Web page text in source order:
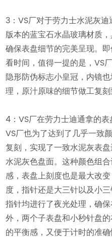
3：VS厂对于劳力士水泥灰
版本的蓝宝石水晶玻璃材质
确保表盘细节的完美呈现。
看时间，值得一提的是，VS
隐形防伪标志小皇冠，内镜
理，原汁原味的细节做工复刻
4：VS厂在劳力士迪通拿的
VS厂也为了达到了几乎一致
复刻，实现了一致水泥灰表
水泥灰色盘面。这种颜色组
感，表盘上刻度也是最大改
度，指针还是大三针以及小
指针均进行了夜光处理，确
外，两个子表盘和小秒针盘
的平衡感，又便于计时的准确